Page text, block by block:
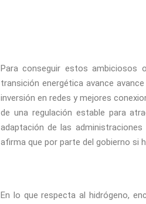
Para conseguir estos ambiciosos
transición energética avance
inversión en redes y mejores
de una regulación estable para
adaptación de las
afirma que por parte del gobierno si
En lo que respecta al hidrógeno,